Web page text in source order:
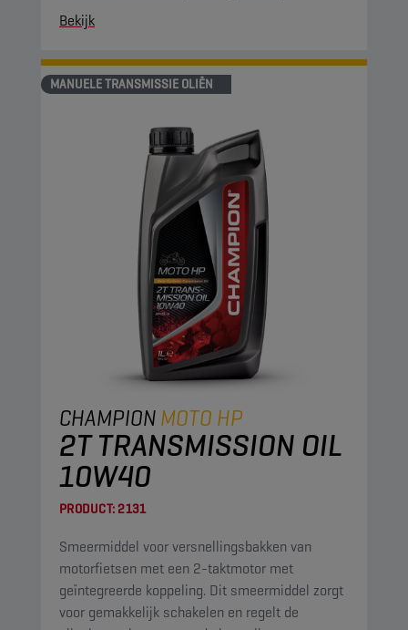
Bekijk
MANUELE TRANSMISSIE OLIËN
CHAMPIONMOTO HP
2T TRANSMISSION OIL
10W40
PRODUCT:2131
Smeermiddel voor versnellingsbakken van
motorfietsen met een 2-taktmotor met
geïntegreerde koppeling. Dit smeermiddel zorgt
voor gemakkelijk schakelen en regelt de